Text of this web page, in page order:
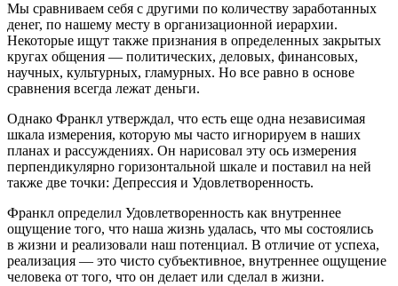
Мы сравниваем себя с другими по количеству заработанных
денег, по нашему месту в организационной иерархии.
Некоторые ищут также признания в определенных закрытых
кругах общения — политических, деловых, финансовых,
научных, культурных, гламурных. Но все равно в основе
сравнения всегда лежат деньги.
Однако Франкл утверждал, что есть еще одна независимая
шкала измерения, которую мы часто игнорируем в наших
планах и рассуждениях. Он нарисовал эту ось измерения
перпендикулярно горизонтальной шкале и поставил на ней
также две точки: Депрессия и Удовлетворенность.
Франкл определил Удовлетворенность как внутреннее
ощущение того, что наша жизнь удалась, что мы состоялись
в жизни и реализовали наш потенциал. В отличие от успеха,
реализация — это чисто субъективное, внутреннее ощущение
человека от того, что он делает или сделал в жизни.